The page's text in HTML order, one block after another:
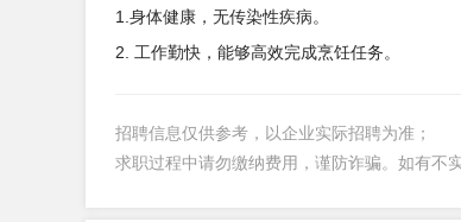
1.身体健康，无传染性疾病。
2. 工作勤快，能够高效完成烹饪任务。
招聘信息仅供参考，以企业实际招聘为准；
求职过程中请勿缴纳费用，谨防诈骗。如有不